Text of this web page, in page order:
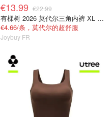
€13.99 €22.99
有棵树 2026 莫代尔三角内裤 XL 女士抗菌
€4.66/条，莫代尔的超舒服
Joybuy FR